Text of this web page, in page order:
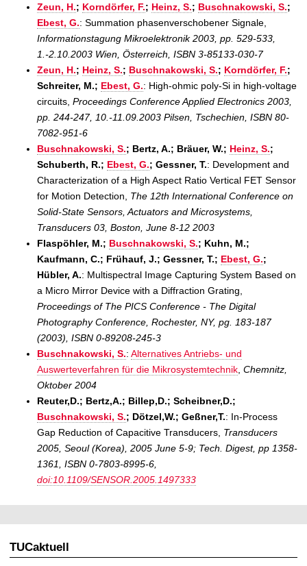
Zeun, H.; Korndörfer, F.; Heinz, S.; Buschnakowski, S.;
Ebest, G.: Summation phasenverschobener Signale,
Informationstagung Mikroelektronik 2003, pp. 529-533,
1.-2.10.2003 Wien, Österreich, ISBN 3-85133-030-7
Zeun, H.; Heinz, S.; Buschnakowski, S.; Korndörfer, F.;
Schreiter, M.; Ebest, G.: High-ohmic poly-Si in high-voltage
circuits, Proceedings Conference Applied Electronics 2003,
pp. 244-247, 10.-11.09.2003 Pilsen, Tschechien, ISBN 80-
7082-951-6
Buschnakowski, S.; Bertz, A.; Bräuer, W.; Heinz, S.;
Schuberth, R.; Ebest, G.; Gessner, T.: Development and
Characterization of a High Aspect Ratio Vertical FET Sensor
for Motion Detection, The 12th International Conference on
Solid-State Sensors, Actuators and Microsystems,
Transducers 03, Boston, June 8-12 2003
Flaspöhler, M.; Buschnakowski, S.; Kuhn, M.;
Kaufmann, C.; Frühauf, J.; Gessner, T.; Ebest, G.;
Hübler, A.: Multispectral Image Capturing System Based on
a Micro Mirror Device with a Diffraction Grating,
Proceedings of The PICS Conference - The Digital
Photography Conference, Rochester, NY, pg. 183-187
(2003), ISBN 0-89208-245-3
Buschnakowski, S.: Alternatives Antriebs- und
Auswerteverfahren für die Mikrosystemtechnik Chemnitz,
Oktober 2004
Reuter,D.; Bertz,A.; Billep,D.; Scheibner,D.;
Buschnakowski, S.; Dötzel,W.; Geßner,T.: In-Process
Gap Reduction of Capacitive Transducers, Transducers
2005, Seoul (Korea), 2005 June 5-9; Tech. Digest, pp 1358-
1361, ISBN 0-7803-8995-6,
doi:10.1109/SENSOR.2005.1497333
TUCaktuell